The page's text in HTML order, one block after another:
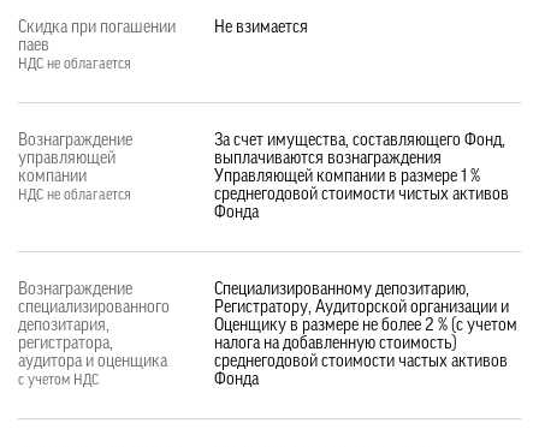
Скидка при погашении
паев
НДС не облагается
Не взимается
Вознаграждение
управляющей
компании
НДС не облагается
За счет имущества, составляющего Фонд,
выплачиваются вознаграждения
Управляющей компании в размере 1 %
среднегодовой стоимости чистых активов
Фонда
Вознаграждение
специализированного
депозитария,
регистратора,
аудитора и оценщика
с учетом НДС
Специализированному депозитарию,
Регистратору, Аудиторской организации и
Оценщику в размере не более 2 % (с учетом
налога на добавленную стоимость)
среднегодовой стоимости частых активов
Фонда